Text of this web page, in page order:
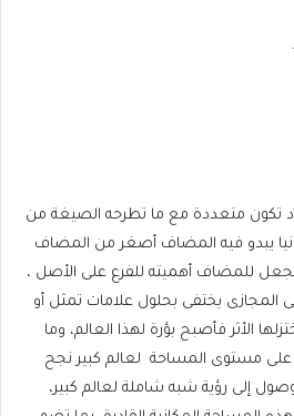
تكون متعددة مع ما تطرحه الصيغة من
يبدو فيه المضاف أصغر من المضاف
يجعل للمضاف أهميته للفرع على الأصل ،
المجازى يختفى بحلول علامات تمثل أو
الأثر فأصبح بؤرة لهذا العالم، وما
على مستوى المساحة لعالم كبير نجح
إلى رؤية شبه شاملة لعالم كبير،